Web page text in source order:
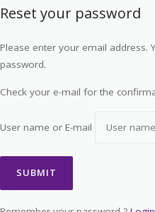
Reset your password
Please enter your email address.
password.
Check your e-mail for the
User name or E-mail